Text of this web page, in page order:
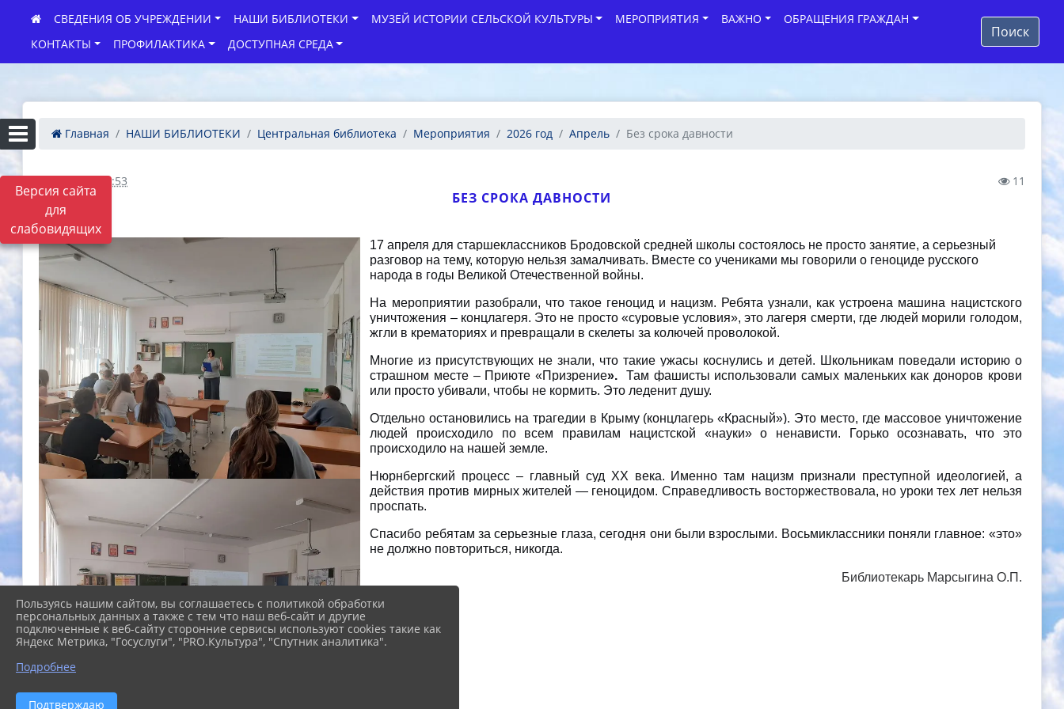
Версия сайта
для
слабовидящих
СВЕДЕНИЯ ОБ УЧРЕЖДЕНИИ НАШИ БИБЛИОТЕКИ МУЗЕЙ ИСТОРИИ СЕЛЬСКОЙ КУЛЬТУРЫ МЕРОПРИЯТИЯ ВАЖНО
ОБРАЩЕНИЯ ГРАЖДАН
КОНТАКТЫ
ПРОФИЛАКТИКА ДОСТУПНАЯ СРЕДА
Поиск
Главная НАШИ БИБЛИОТЕКИ Центральная библиотека Мероприятия 2026 год Апрель Без срока давности
21.04.2026 16:53 11
БЕЗ СРОКА ДАВНОСТИ
17 апреля для старшеклассников Бродовской средней школы состоялось не просто занятие, а серьезный
разговор на тему, которую нельзя замалчивать. Вместе со учениками мы говорили о геноциде русского
народа в годы Великой Отечественной войны.
На мероприятии разобрали, что такое геноцид и нацизм. Ребята узнали, как устроена машина нацистского
уничтожения – концлагеря. Это не просто «суровые условия», это лагеря смерти, где людей морили голодом,
жгли в крематориях и превращали в скелеты за колючей проволокой.
Многие из присутствующих не знали, что такие ужасы коснулись и детей. Школьникам поведали историю о
страшном месте – Приюте «Призрение».
Там фашисты использовали самых маленьких как доноров крови
или просто убивали, чтобы не кормить. Это леденит душу.
Отдельно остановились на трагедии в Крыму (концлагерь «Красный»). Это место, где массовое уничтожение
людей происходило по всем правилам нацистской «науки» о ненависти. Горько осознавать, что это
происходило на нашей земле.
Нюрнбергский процесс – главный суд XX века. Именно там нацизм признали преступной идеологией, а
действия против мирных жителей — геноцидом. Справедливость восторжествовала, но уроки тех лет нельзя
проспать.
Спасибо ребятам за серьезные глаза, сегодня они были взрослыми. Восьмиклассники поняли главное: «это»
не должно повториться, никогда.
Библиотекарь Марсыгина О.П.
Пользуясь нашим сайтом, вы соглашаетесь с политикой обработки
персональных данных а также с тем что наш веб-сайт и другие
подключенные к веб-сайту сторонние сервисы используют cookies такие как
Яндекс Метрика, "Госуслуги", "PRO.Культура", "Спутник аналитика".
Подробнее
Подтверждаю